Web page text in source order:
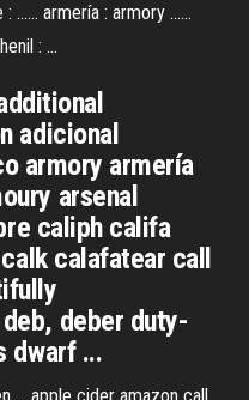
...... armería : armory ......
: ...
adicional
armory armería
arsenal
caliph califa
calafatear call
deber duty-
dwarf ...